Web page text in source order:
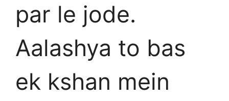
par le jode.
Aalashya to bas
ek kshan mein